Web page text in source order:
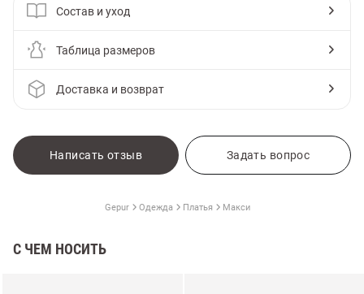
Состав и уход
Таблица размеров
Доставка и возврат
Написать отзыв Задать вопрос
Gepur Одежда Платья Макси
С ЧЕМ НОСИТЬ